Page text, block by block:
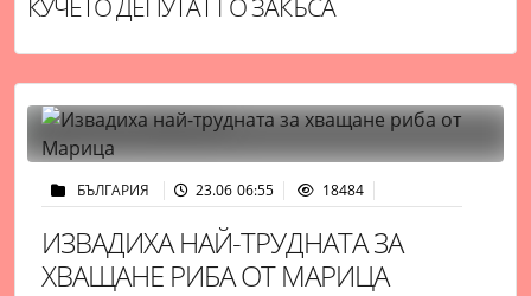
КУЧЕТО ДЕПУТАТ ГО ЗАКЪСА
БЪЛГАРИЯ 23.06 06:55 18484
ИЗВАДИХА НАЙ-ТРУДНАТА ЗА
ХВАЩАНЕ РИБА ОТ МАРИЦА